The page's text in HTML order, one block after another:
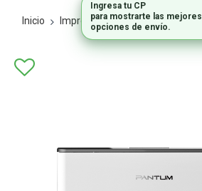
Inicio Impresoras Laser
Ingresa tu CP
para mostrarte las mejores
opciones de envío.